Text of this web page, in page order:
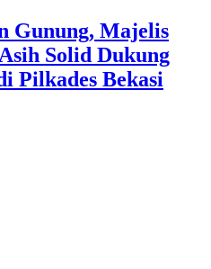
Gunung, Majelis
Solid Dukung
Pilkades Bekasi